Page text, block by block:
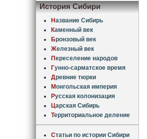
История Сибири
Название Сибирь
Каменный век
Бронзовый век
Железный век
Переселение народов
Гунно-сарматское время
Древние тюрки
Монгольская империя
Русская колонизация
Царская Сибирь
Территориальное деление
Статьи по истории Сибири